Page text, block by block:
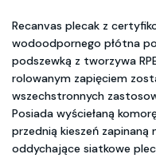
Recanvas plecak z
wodoodpornego płótna
podszewką z tworzywa
rolowanym zapięciem
wszechstronnych
Posiada wyściełaną
przednią kieszeń zapinaną
oddychające siatkowe